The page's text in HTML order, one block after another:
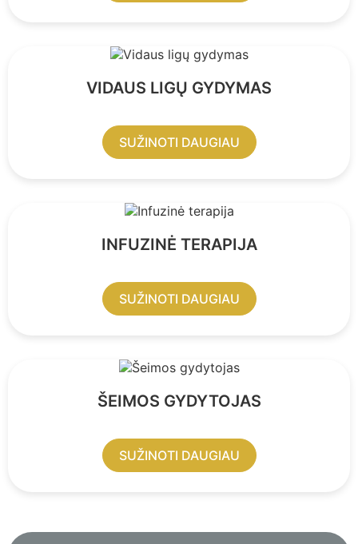
VIDAUS LIGŲ GYDYMAS
SUŽINOTI DAUGIAU
INFUZINĖ TERAPIJA
SUŽINOTI DAUGIAU
ŠEIMOS GYDYTOJAS
SUŽINOTI DAUGIAU